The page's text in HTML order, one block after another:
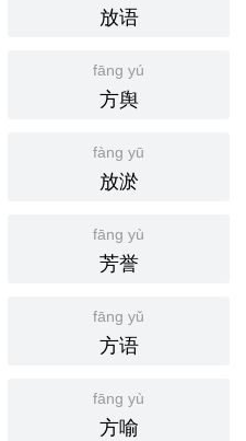
放语
fāng yú
方舆
fàng yū
放淤
fāng yù
芳誉
fāng yǔ
方语
fāng yù
方喻